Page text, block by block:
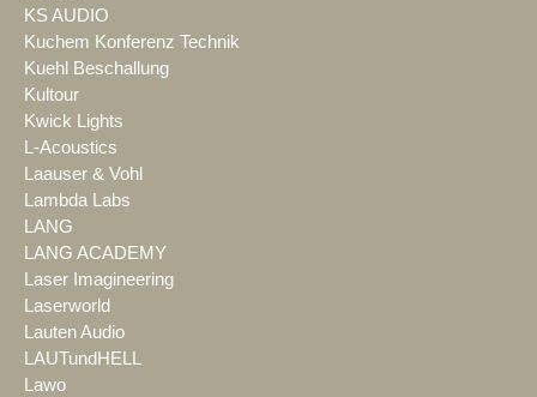
KS AUDIO
Kuchem Konferenz Technik
Kuehl Beschallung
Kultour
Kwick Lights
L-Acoustics
Laauser & Vohl
Lambda Labs
LANG
LANG ACADEMY
Laser Imagineering
Laserworld
Lauten Audio
LAUTundHELL
Lawo